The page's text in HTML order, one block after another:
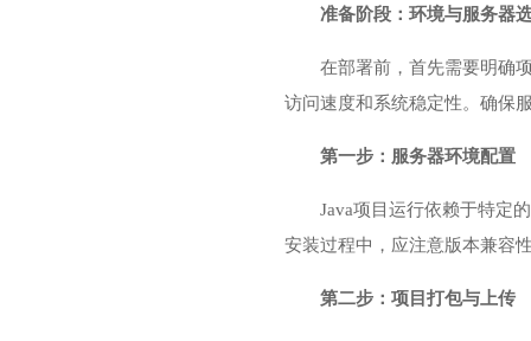
准备阶段：环境与服务器
在部署前，首先需要明确
访问速度和系统稳定性。确保
第一步：服务器环境配置
Java项目运行依赖于特定
安装过程中，应注意版本兼容
第二步：项目打包与上传